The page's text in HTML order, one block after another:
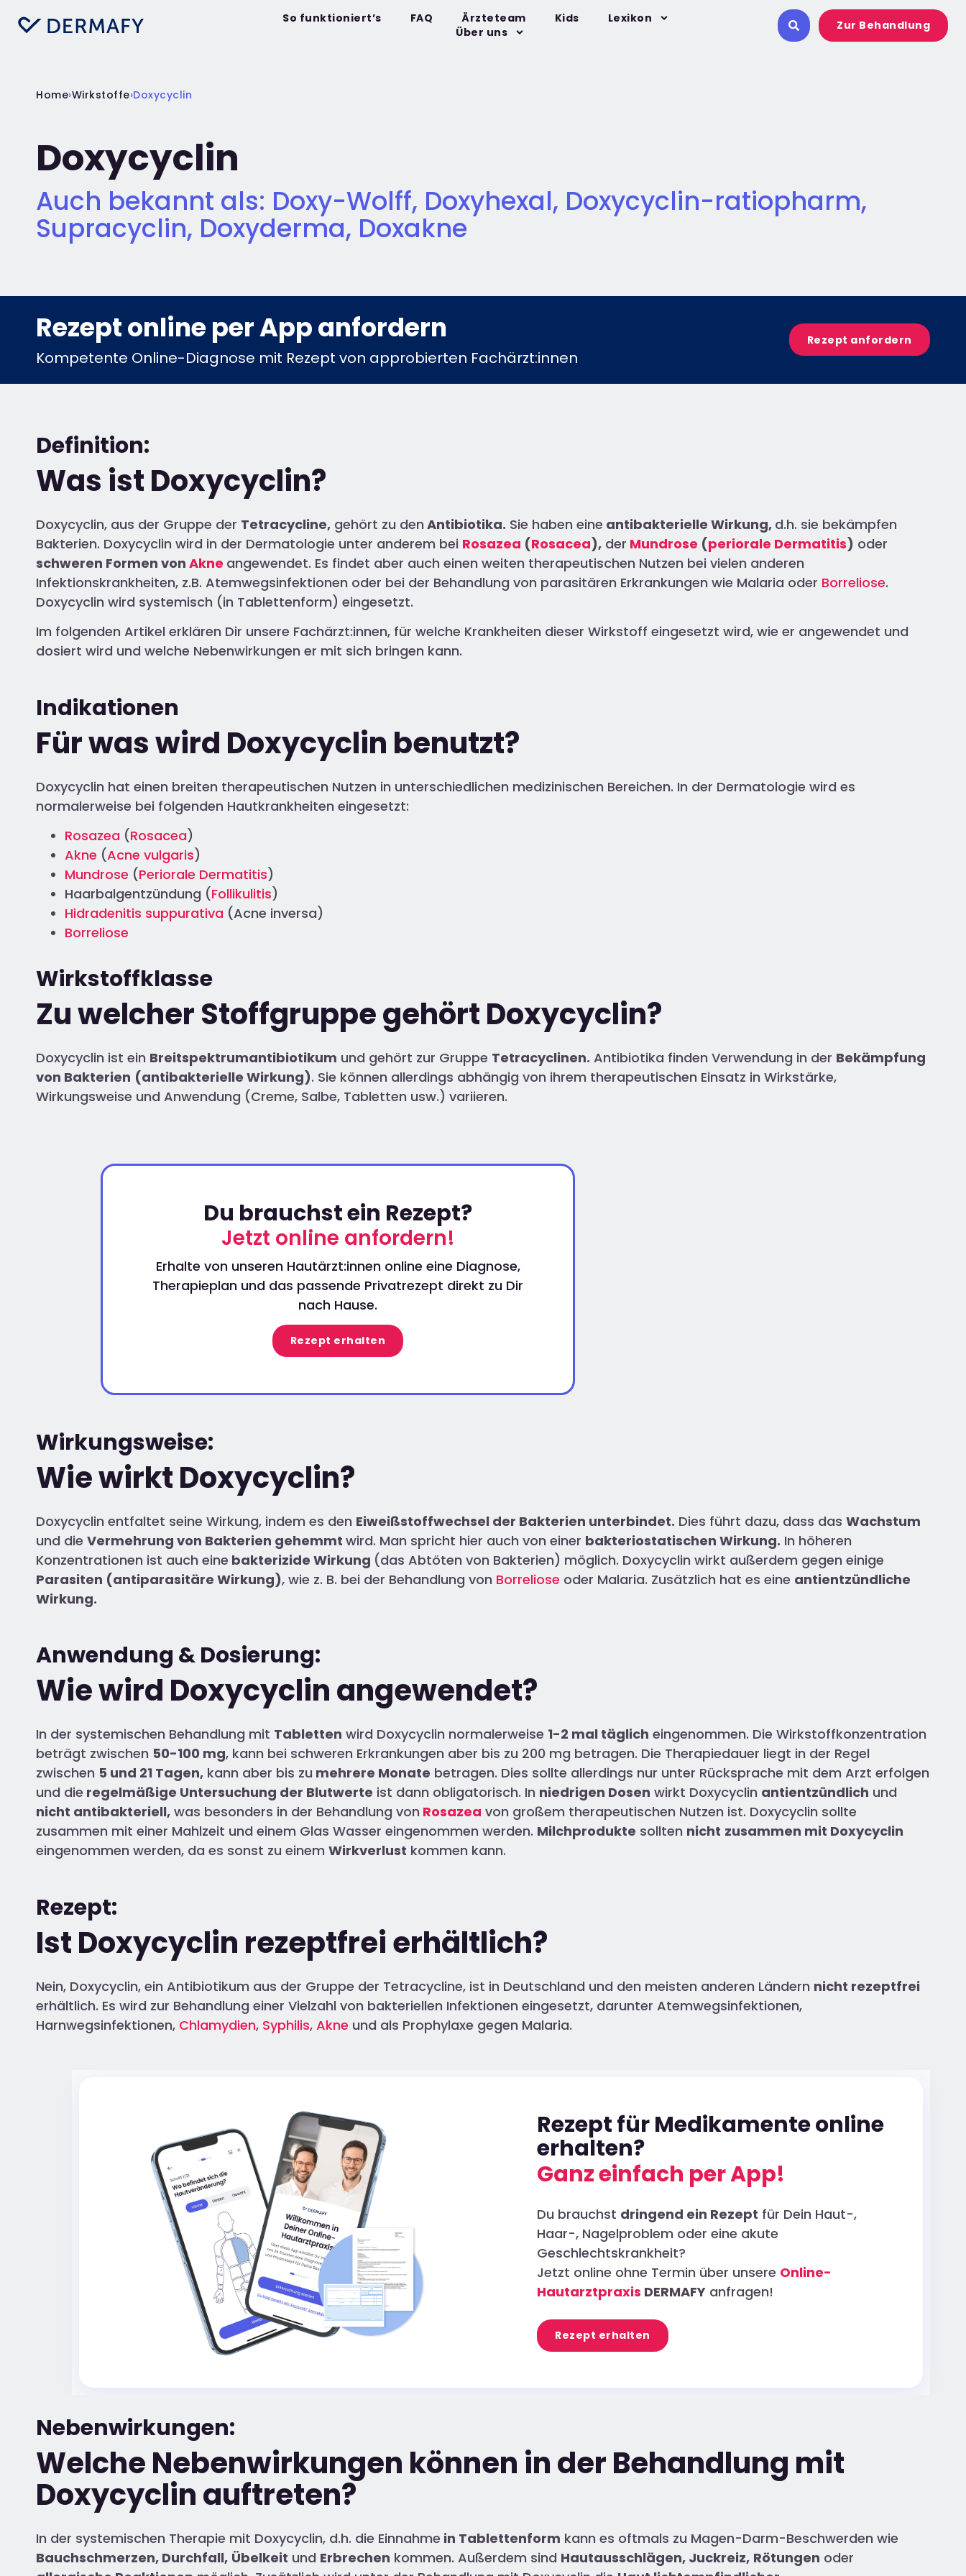
So funktioniert’s FAQ Ärzteteam Kids
Lexikon
Über uns
Zur Behandlung
Home›Wirkstoffe›Doxycyclin
Doxycyclin
Auch bekannt als: Doxy-Wolff, Doxyhexal, Doxycyclin-ratiopharm,
Supracyclin, Doxyderma, Doxakne
Rezept online per App anfordern​
Kompetente Online-Diagnose mit Rezept von approbierten Fachärzt:innen​
Rezept anfordern
Definition:
Was ist Doxycyclin?
Doxycyclin, aus der Gruppe der Tetracycline, gehört zu den Antibiotika. Sie haben eine antibakterielle Wirkung, d.h. sie bekämpfen
Bakterien. Doxycyclin wird in der Dermatologie unter anderem bei Rosazea (Rosacea), der Mundrose (periorale Dermatitis) oder
schweren Formen von Akne angewendet. Es findet aber auch einen weiten therapeutischen Nutzen bei vielen anderen
Infektionskrankheiten, z.B. Atemwegsinfektionen oder bei der Behandlung von parasitären Erkrankungen wie Malaria oder Borreliose.
Doxycyclin wird systemisch (in Tablettenform) eingesetzt.
Im folgenden Artikel erklären Dir unsere Fachärzt:innen, für welche Krankheiten dieser Wirkstoff eingesetzt wird, wie er angewendet und
dosiert wird und welche Nebenwirkungen er mit sich bringen kann.
Indikationen
Für was wird Doxycyclin benutzt?
Doxycyclin hat einen breiten therapeutischen Nutzen in unterschiedlichen medizinischen Bereichen. In der Dermatologie wird es
normalerweise bei folgenden Hautkrankheiten eingesetzt:
Rosazea (Rosacea)
Akne (Acne vulgaris)
Mundrose (Periorale Dermatitis)
Haarbalgentzündung (Follikulitis)
Hidradenitis suppurativa (Acne inversa)
Borreliose
Wirkstoffklasse
Zu welcher Stoffgruppe gehört Doxycyclin?
Doxycyclin ist ein Breitspektrumantibiotikum und gehört zur Gruppe Tetracyclinen. Antibiotika finden Verwendung in der Bekämpfung
von Bakterien (antibakterielle Wirkung). Sie können allerdings abhängig von ihrem therapeutischen Einsatz in Wirkstärke,
Wirkungsweise und Anwendung (Creme, Salbe, Tabletten usw.) variieren.
Du brauchst ein Rezept?
Jetzt online anfordern!
Erhalte von unseren Hautärzt:innen online eine Diagnose,
Therapieplan und das passende Privatrezept direkt zu Dir
nach Hause.
Rezept erhalten
Wirkungsweise:
Wie wirkt Doxycyclin?
Doxycyclin entfaltet seine Wirkung, indem es den Eiweißstoffwechsel der Bakterien unterbindet. Dies führt dazu, dass das Wachstum
und die Vermehrung von Bakterien gehemmt wird. Man spricht hier auch von einer bakteriostatischen Wirkung. In höheren
Konzentrationen ist auch eine bakterizide Wirkung (das Abtöten von Bakterien) möglich. Doxycyclin wirkt außerdem gegen einige
Parasiten (antiparasitäre Wirkung), wie z. B. bei der Behandlung von Borreliose oder Malaria. Zusätzlich hat es eine antientzündliche
Wirkung.
Anwendung & Dosierung:
Wie wird Doxycyclin angewendet?
In der systemischen Behandlung mit Tabletten wird Doxycyclin normalerweise 1-2 mal täglich eingenommen. Die Wirkstoffkonzentration
beträgt zwischen 50-100 mg, kann bei schweren Erkrankungen aber bis zu 200 mg betragen. Die Therapiedauer liegt in der Regel
zwischen 5 und 21 Tagen, kann aber bis zu mehrere Monate betragen. Dies sollte allerdings nur unter Rücksprache mit dem Arzt erfolgen
und die regelmäßige Untersuchung der Blutwerte ist dann obligatorisch. In niedrigen Dosen wirkt Doxycyclin antientzündlich und
nicht antibakteriell, was besonders in der Behandlung von Rosazea von großem therapeutischen Nutzen ist. Doxycyclin sollte
zusammen mit einer Mahlzeit und einem Glas Wasser eingenommen werden. Milchprodukte sollten nicht zusammen mit Doxycyclin
eingenommen werden, da es sonst zu einem Wirkverlust kommen kann.
Rezept:
Ist Doxycyclin rezeptfrei erhältlich?
Nein, Doxycyclin, ein Antibiotikum aus der Gruppe der Tetracycline, ist in Deutschland und den meisten anderen Ländern nicht rezeptfrei
erhältlich. Es wird zur Behandlung einer Vielzahl von bakteriellen Infektionen eingesetzt, darunter Atemwegsinfektionen,
Harnwegsinfektionen, Chlamydien, Syphilis, Akne und als Prophylaxe gegen Malaria.
Rezept für Medikamente online
erhalten?
Ganz einfach per App!
Du brauchst dringend ein Rezept für Dein Haut-,
Haar-, Nagelproblem oder eine akute
Geschlechtskrankheit?
Jetzt online ohne Termin über unsere Online-
Hautarztpraxis DERMAFY anfragen!
Rezept erhalten
Nebenwirkungen:
Welche Nebenwirkungen können in der Behandlung mit
Doxycyclin auftreten?
In der systemischen Therapie mit Doxycyclin, d.h. die Einnahme in Tablettenform kann es oftmals zu Magen-Darm-Beschwerden wie
Bauchschmerzen, Durchfall, Übelkeit und Erbrechen kommen. Außerdem sind Hautausschlägen, Juckreiz, Rötungen oder